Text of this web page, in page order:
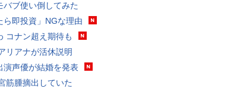
バブ使い倒してみた
ら即投資」NGな理由
コナン超え期待も
リアナが活休説明
演声優が結婚を発表
筋腫摘出していた